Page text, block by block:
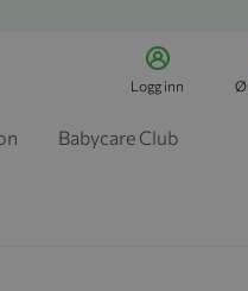
Logg inn
Babycare Club